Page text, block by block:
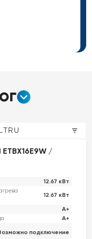
/
12.67 кВт
12.67 кВт
A+
A+
подключение